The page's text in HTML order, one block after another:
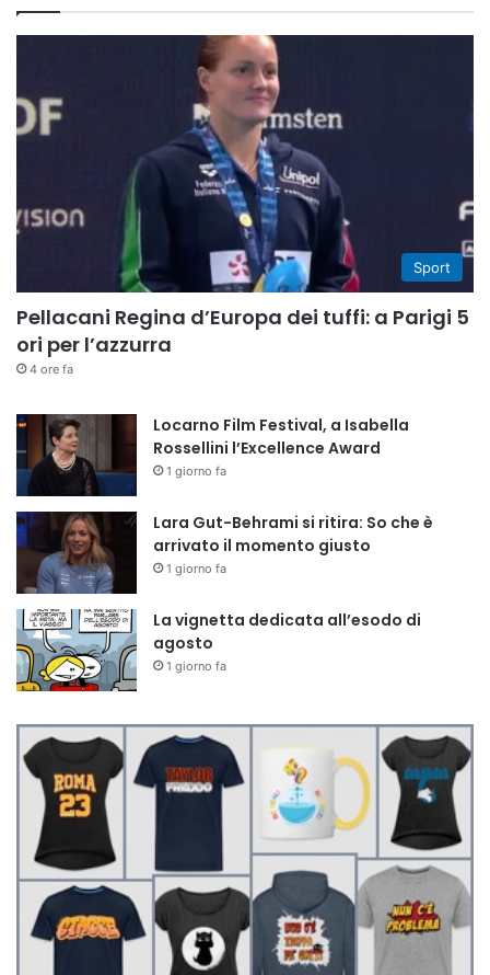
Sport
Pellacani Regina d’Europa dei tuffi: a Parigi 5
ori per l’azzurra
4 ore fa
Locarno Film Festival, a Isabella
Rossellini l’Excellence Award
1 giorno fa
Lara Gut-Behrami si ritira: So che è
arrivato il momento giusto
1 giorno fa
La vignetta dedicata all’esodo di
agosto
1 giorno fa